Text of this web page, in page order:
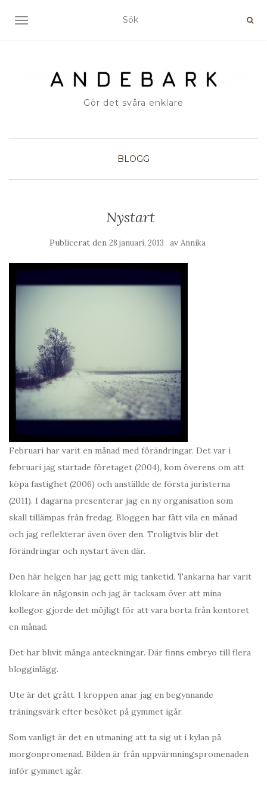
SLÅ PÅ/AV NAVIGERING
Gör det svåra enklare
BLOGG
Nystart
Publicerat den 28 januari, 2013 av Annika
Februari har varit en månad med förändringar. Det var i
februari jag startade företaget (2004), kom överens om att
köpa fastighet (2006) och anställde de första juristerna
(2011). I dagarna presenterar jag en ny organisation som
skall tillämpas från fredag. Bloggen har fått vila en månad
och jag reflekterar även över den. Troligtvis blir det
förändringar och nystart även där.
Den här helgen har jag gett mig tanketid. Tankarna har varit
klokare än någonsin och jag är tacksam över att mina
kollegor gjorde det möjligt för att vara borta från kontoret
en månad.
Det har blivit många anteckningar. Där finns embryo till flera
blogginlägg.
Ute är det grått. I kroppen anar jag en begynnande
träningsvärk efter besöket på gymmet igår.
Som vanligt är det en utmaning att ta sig ut i kylan på
morgonpromenad. Bilden är från uppvärmningspromenaden
inför gymmet igår.